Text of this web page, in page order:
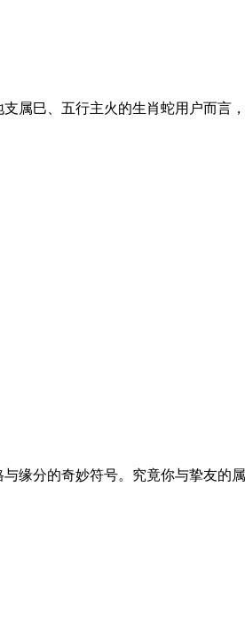
属巳、五行主火的生肖蛇用户而言
缘分的奇妙符号。究竟你与挚友的